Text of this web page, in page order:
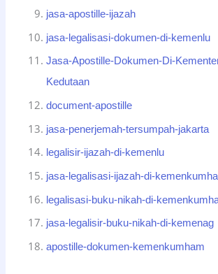
jasa-apostille-ijazah
jasa-legalisasi-dokumen-di-kemenlu
Jasa-Apostille-Dokumen-Di-
Kedutaan
document-apostille
jasa-penerjemah-tersumpah-jakarta
legalisir-ijazah-di-kemenlu
jasa-legalisasi-ijazah-di-
legalisasi-buku-nikah-di-
jasa-legalisir-buku-nikah-di-kemenag
apostille-dokumen-kemenkumham